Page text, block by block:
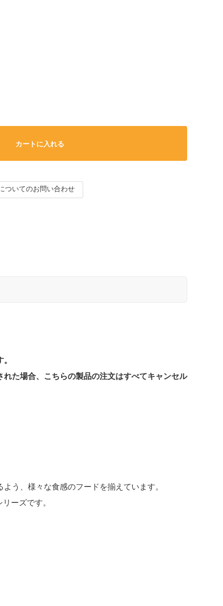
カートに入れる
ついてのお問い合わせ
た場合、こちらの製品の注文はすべてキャンセル
う、様々な食感のフードを揃えています。
ーズです。